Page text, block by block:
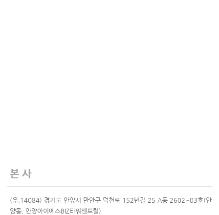
본사
(우.14084) 경기도 안양시 만안구 덕천로 152번길 25 A동 2602~03호(안
양동, 안양아이에스BIZ타워센트럴)